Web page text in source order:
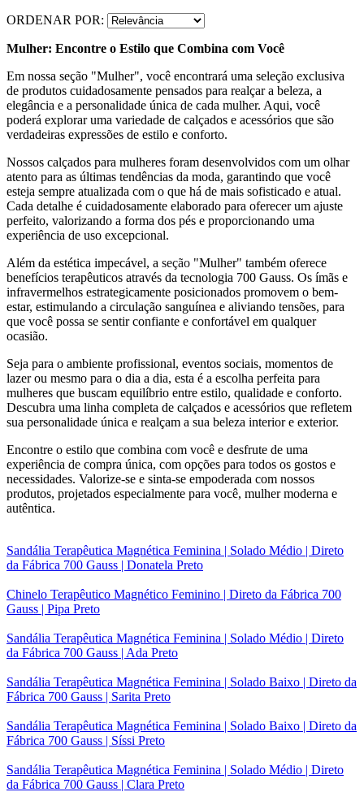
ORDENAR POR:
Mulher: Encontre o Estilo que Combina com Você
Em nossa seção "Mulher", você encontrará uma seleção exclusiva
de produtos cuidadosamente pensados para realçar a beleza, a
elegância e a personalidade única de cada mulher. Aqui, você
poderá explorar uma variedade de calçados e acessórios que são
verdadeiras expressões de estilo e conforto.
Nossos calçados para mulheres foram desenvolvidos com um olhar
atento para as últimas tendências da moda, garantindo que você
esteja sempre atualizada com o que há de mais sofisticado e atual.
Cada detalhe é cuidadosamente elaborado para oferecer um ajuste
perfeito, valorizando a forma dos pés e proporcionando uma
experiência de uso excepcional.
Além da estética impecável, a seção "Mulher" também oferece
benefícios terapêuticos através da tecnologia 700 Gauss. Os ímãs e
infravermelhos estrategicamente posicionados promovem o bem-
estar, estimulando a circulação sanguínea e aliviando tensões, para
que você possa se sentir confiante e confortável em qualquer
ocasião.
Seja para o ambiente profissional, eventos sociais, momentos de
lazer ou mesmo para o dia a dia, esta é a escolha perfeita para
mulheres que buscam equilíbrio entre estilo, qualidade e conforto.
Descubra uma linha completa de calçados e acessórios que refletem
sua personalidade única e realçam a sua beleza interior e exterior.
Encontre o estilo que combina com você e desfrute de uma
experiência de compra única, com opções para todos os gostos e
necessidades. Valorize-se e sinta-se empoderada com nossos
produtos, projetados especialmente para você, mulher moderna e
autêntica.
Sandália Terapêutica Magnética Feminina | Solado Médio | Direto
da Fábrica 700 Gauss | Donatela Preto
Chinelo Terapêutico Magnético Feminino | Direto da Fábrica 700
Gauss | Pipa Preto
Sandália Terapêutica Magnética Feminina | Solado Médio | Direto
da Fábrica 700 Gauss | Ada Preto
Sandália Terapêutica Magnética Feminina | Solado Baixo | Direto da
Fábrica 700 Gauss | Sarita Preto
Sandália Terapêutica Magnética Feminina | Solado Baixo | Direto da
Fábrica 700 Gauss | Síssi Preto
Sandália Terapêutica Magnética Feminina | Solado Médio | Direto
da Fábrica 700 Gauss | Clara Preto